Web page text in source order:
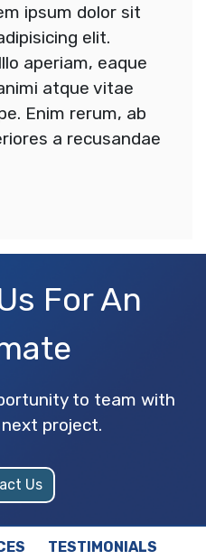
ipsum dolor sit
elit.
aperiam, eaque
atque vitae
Enim rerum, ab
a recusandae
For An
to team with
project.
Us
TESTIMONIALS